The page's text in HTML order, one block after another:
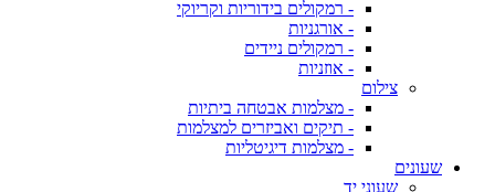
- רמקולים בידוריות וקריוקי
- אורגניות
- רמקולים ניידים
- אוזניות
צילום
- מצלמות אבטחה ביתיות
- תיקים ואביזרים למצלמות
- מצלמות דיגיטליות
שעונים
שעוני יד